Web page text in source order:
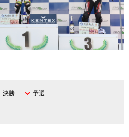
決勝 予選